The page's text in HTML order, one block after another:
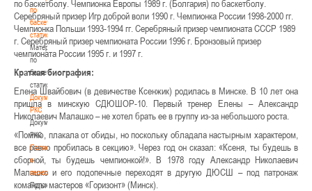
по
баскетбольной
статистике
Материалы
по
баскетбольной
статистике
Документы
РКС
Документы
РКС
Положение
о
переходах
Положение
по баскетболу. Чемпионка Европы 1989 г. (Болгария) по баскетболу.
Серебряный призер Игр доброй воли 1990 г. Чемпионка России 1998-2000 гг.
Чемпионка Польши 1993-1994 гг. Серебряный призер чемпионата СССР 1989
г. Серебряный призер чемпионата России 1996 г. Бронзовый призер
чемпионата России 1995 г. и 1997 г.
Краткая биография:
Елена Швайбович (в девичестве Ксенжик) родилась в Минске. В 10 лет она
пришла в минскую СДЮШОР-10. Первый тренер Елены – Александр
Николаевич Малашко – не хотел брать ее в группу из-за небольшого роста.
«Помню, плакала от обиды, но поскольку обладала настырным характером,
все равно пробилась в секцию». Через год он сказал: «Ксеня, ты будешь в
сборной, ты будешь чемпионкой!». В 1978 году Александр Николаевич
Малашко и его подопечные переходят в другую ДЮСШ – под патронаж
команды мастеров «Горизонт» (Минск).